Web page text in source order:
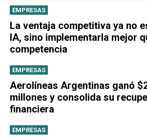
EMPRESAS
La ventaja competitiva ya no
IA, sino implementarla mejor
competencia
EMPRESAS
Aerolíneas Argentinas ganó
millones y consolida su
financiera
EMPRESAS